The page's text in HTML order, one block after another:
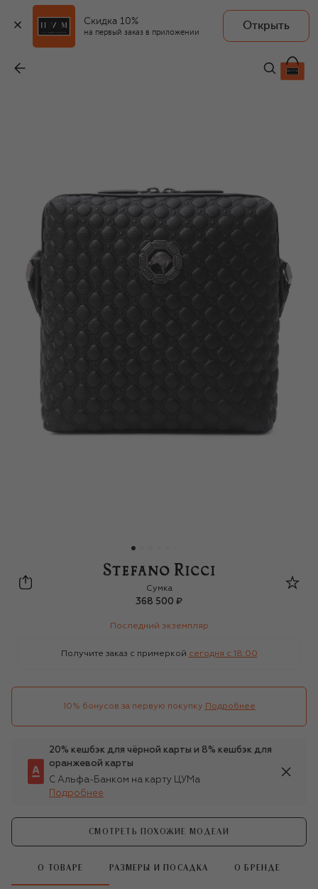
Скидка 10%
на первый заказ в приложении
Открыть
Stefano Ricci
Сумка
368 500 ₽
Последний экземпляр
Получите заказ с примеркой сегодня c 18:00
10% бонусов за первую покупку Подробнее
20% кешбэк для чёрной карты и 8% кешбэк для
оранжевой карты
С Альфа-Банком на карту ЦУМа
Подробнее
СМОТРЕТЬ ПОХОЖИЕ МОДЕЛИ
О ТОВАРЕ РАЗМЕРЫ И ПОСАДКА О БРЕНДЕ